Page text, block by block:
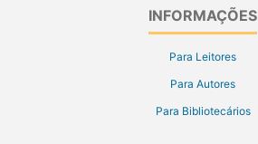
INFORMAÇÕES
Para Leitores
Para Autores
Para Bibliotecários